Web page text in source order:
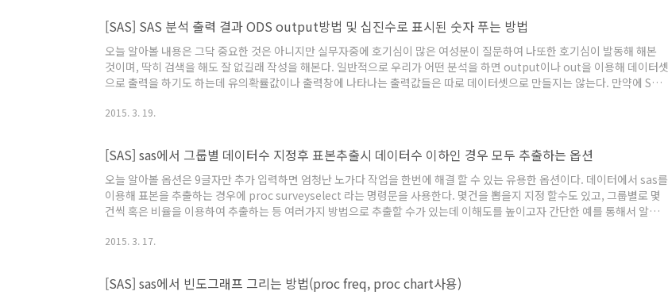
[SAS] SAS 분석 출력 결과 ODS output방법 및 십진수로 표시된 숫자 푸는 방법
오늘 알아볼 내용은 그닥 중요한 것은 아니지만 실무자중에 호기심이 많은 여성분이 질문하여 나또한 호기심이 발동해 해본
것이며, 딱히 검색을 해도 잘 없길래 작성을 해본다. 일반적으로 우리가 어떤 분석을 하면 output이나 out을 이용해 데이터셋
으로 출력을 하기도 하는데 유의확률값이나 출력창에 나타나는 출력값들은 따로 데이터셋으로 만들지는 않는다. 만약에 SAS
나타난 통계값들이 예를 들어 평균이나 표준편차가 너무 큰값이 나와서 지수(E)형태로 나왔을 때 1자리 숫자까지 정확하게 보
2015. 3. 19.
[SAS] sas에서 그룹별 데이터수 지정후 표본추출시 데이터수 이하인 경우 모두 추출하는 옵션
오늘 알아볼 옵션은 9글자만 추가 입력하면 엄청난 노가다 작업을 한번에 해결 할 수 있는 유용한 옵션이다. 데이터에서 sas를
이용해 표본을 추출하는 경우에 proc surveyselect 라는 명령문을 사용한다. 몇건을 뽑을지 지정 할수도 있고, 그룹별로 몇
건씩 혹은 비율을 이용하여 추출하는 등 여러가지 방법으로 추출할 수가 있는데 이해도를 높이고자 간단한 예를 통해서 알아
터에서는 여러가지 경우의 수가 생기고, 실제 한 그룹에 모집단 데이터가 10건이 안되는 경우도 있을 수가 있다. 예를 들어 그
2015. 3. 17.
[SAS] sas에서 빈도그래프 그리는 방법(proc freq, proc chart사용)